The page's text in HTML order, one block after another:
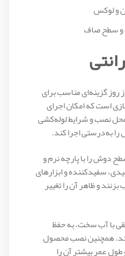
و لوکس
و سطح صاف
مات البرز روز گزینه‌ای مناسب برای
است که امکان اجرای
نصب و شرایط لوله‌کشی
به‌درستی اجرا کند.
دوش را با پارچه نرم و
سفیدکننده و ابزارهای
و ظاهر آن را تغییر
با آب سخت، به حفظ
همچنین نصب محصول
عمر بیشتر آن را